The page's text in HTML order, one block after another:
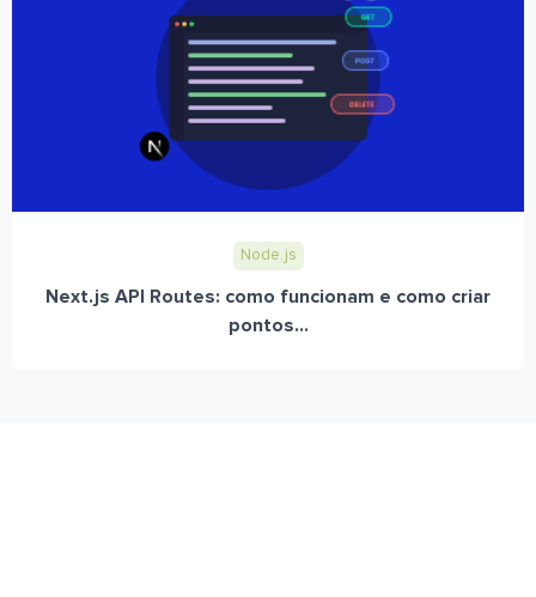
Node.js
Next.js API Routes: como funcionam e como criar
pontos...